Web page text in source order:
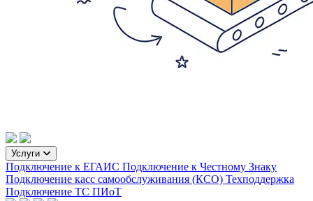
Услуги
Подключение к ЕГАИС Подключение к Честному Знаку
Подключение касс самообслуживания (КСО) Техподдержка
Подключение ТС ПИоТ